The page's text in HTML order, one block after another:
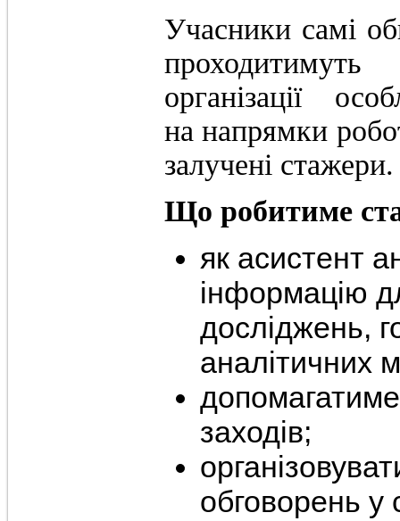
Учасники самі
організації
на напрямки
залучені стажери.
Що робитиме
як асистент
інформацію
досліджень,
аналітичних
допомагатиме
заходів;
обговорень у